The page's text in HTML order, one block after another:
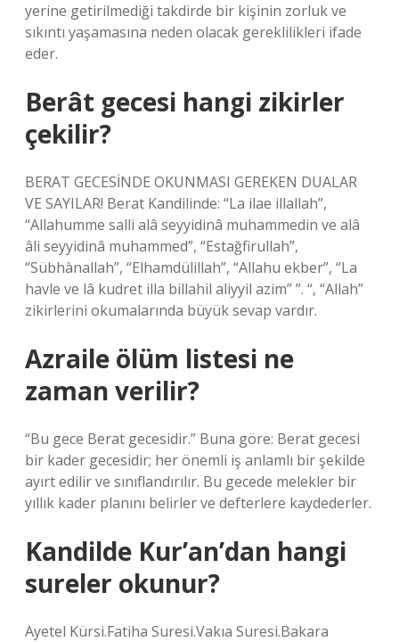
yerine getirilmediği takdirde bir kişinin zorluk ve
sıkıntı yaşamasına neden olacak gereklilikleri ifade
eder.
Berât gecesi hangi zikirler
çekilir?
BERAT GECESİNDE OKUNMASI GEREKEN DUALAR
VE SAYILAR! Berat Kandilinde: “La ilae illallah”,
“Allahumme salli alâ seyyidinâ muhammedin ve alâ
âli seyyidinâ muhammed”, “Estağfirullah”,
“Sübhànallah”, “Elhamdülillah”, “Allahu ekber”, “La
havle ve lâ kudret illa billahil aliyyil azim” ”. “, “Allah”
zikirlerini okumalarında büyük sevap vardır.
Azraile ölüm listesi ne
zaman verilir?
“Bu gece Berat gecesidir.” Buna göre: Berat gecesi
bir kader gecesidir; her önemli iş anlamlı bir şekilde
ayırt edilir ve sınıflandırılır. Bu gecede melekler bir
yıllık kader planını belirler ve defterlere kaydederler.
Kandilde Kur’an’dan hangi
sureler okunur?
Ayetel Kürsi.Fatiha Suresi.Vakıa Suresi.Bakara